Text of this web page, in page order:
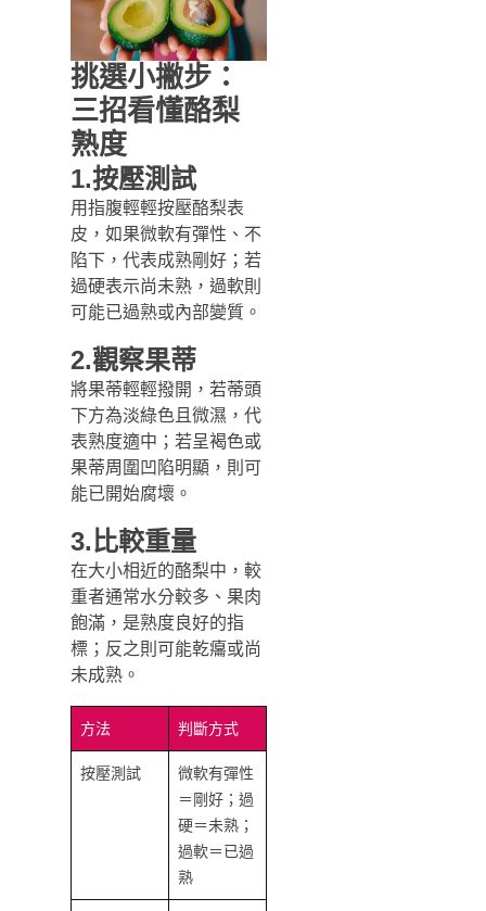
挑選小撇步：
三招看懂酪梨
熟度
1.按壓測試
用指腹輕輕按壓酪梨表
皮，如果微軟有彈性、不
陷下，代表成熟剛好；若
過硬表示尚未熟，過軟則
可能已過熟或內部變質。
2.觀察果蒂
將果蒂輕輕撥開，若蒂頭
下方為淡綠色且微濕，代
表熟度適中；若呈褐色或
果蒂周圍凹陷明顯，則可
能已開始腐壞。
3.比較重量
在大小相近的酪梨中，較
重者通常水分較多、果肉
飽滿，是熟度良好的指
標；反之則可能乾癟或尚
未成熟。
方法 判斷方式
按壓測試
微軟有彈性
＝剛好；過
硬＝未熟；
過軟＝已過
熟